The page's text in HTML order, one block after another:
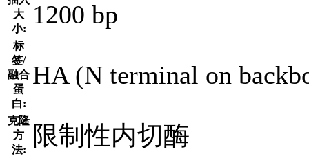
大
小:
1200 bp
标
签/
融合
蛋
白:
HA (N terminal on
克隆
方
法:
限制性内切酶